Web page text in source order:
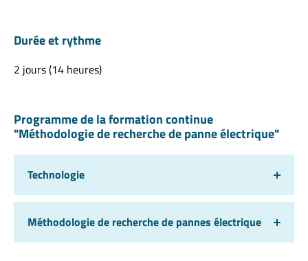
Durée et rythme
2 jours (14 heures)
Programme de la formation continue
"Méthodologie de recherche de panne électrique"
Technologie
Méthodologie de recherche de pannes électrique